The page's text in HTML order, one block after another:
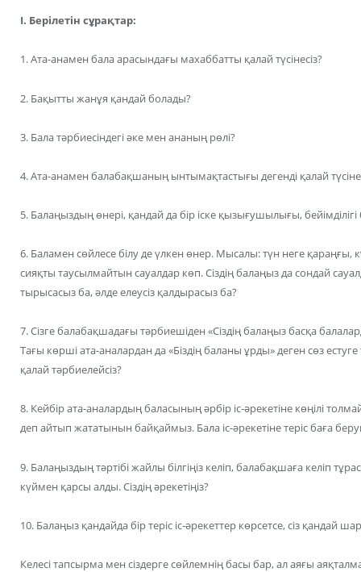
І. Берілетін сұрақтар:
1. Ата-анамен бала арасындағы махаббатты қалай түсінесіз?
2. Бақытты жанұя қандай болады?
3. Бала тәрбиесіндегі әке мен ананың рөлі?
4. Ата-анамен балабақшаның ынтымақтастығы дегенді қалай
5. Балаңыздың өнері, қандай да бір іске қызығушылығы, бейімділігі
6. Баламен сөйлесе білу де үлкен өнер. Мысалы: түн неге қараңғы,
сияқты таусылмайтын сауалдар көп. Сіздің балаңыз да сондай
тырысасыз ба, әлде елеусіз қалдырасыз ба?
7. Сізге балабақшадағы тәрбиешіден «Сіздің балаңыз басқа
Тағы көрші ата-аналардан да «Біздің баланы ұрды» деген сөз естуге
қалай тәрбиелейсіз?
8. Кейбір ата-аналардың баласының әрбір іс-әрекетіне көңілі
деп айтып жататынын байқаймыз. Бала іс-әрекетіне теріс баға
9. Балаңыздың тәртібі жайлы білгіңіз келіп, балабақшаға келіп
күймен қарсы алды. Сіздің әрекетіңіз?
10. Балаңыз қандайда бір теріс іс-әрекеттер көрсетсе, сіз қандай
Келесі тапсырма мен сіздерге сөйлемнің басы бар, ал аяғы